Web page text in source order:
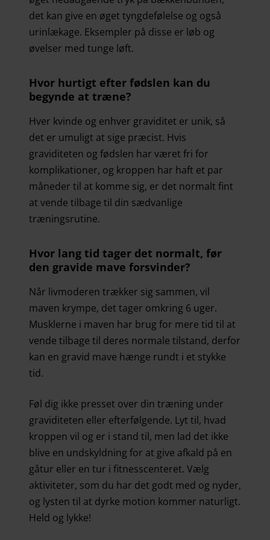
det kan give en øget tyngdefølelse og også
urinlækage. Eksempler på disse er løb og
øvelser med tunge løft.
Hvor hurtigt efter fødslen kan du
begynde at træne?
Hver kvinde og enhver graviditet er unik, så
det er umuligt at sige præcist. Hvis
graviditeten og fødslen har været fri for
komplikationer, og kroppen har haft et par
måneder til at komme sig, er det normalt fint
at vende tilbage til din sædvanlige
træningsrutine.
Hvor lang tid tager det normalt, før
den gravide mave forsvinder?
Når livmoderen trækker sig sammen, vil
maven krympe, det tager omkring 6 uger.
Musklerne i maven har brug for mere tid til at
vende tilbage til deres normale tilstand, derfor
kan en gravid mave hænge rundt i et stykke
tid.
Føl dig ikke presset over din træning under
graviditeten eller efterfølgende. Lyt til, hvad
kroppen vil og er i stand til, men lad det ikke
blive en undskyldning for at give afkald på en
gåtur eller en tur i fitnesscenteret. Vælg
aktiviteter, som du har det godt med og nyder,
og lysten til at dyrke motion kommer naturligt.
Held og lykke!